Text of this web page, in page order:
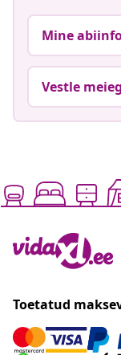
Mine
Vestle
Toetatud